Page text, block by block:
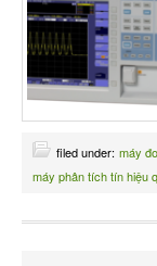
filed under: máy
máy phân tích tín hiệu